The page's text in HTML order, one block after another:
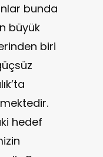
bunda
büyük
biri
hedef